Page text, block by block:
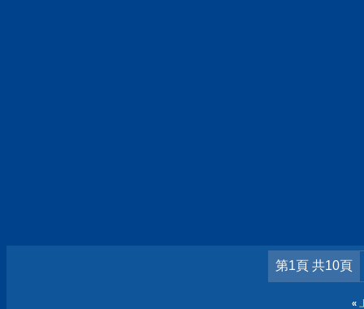
第1頁 共10頁
«